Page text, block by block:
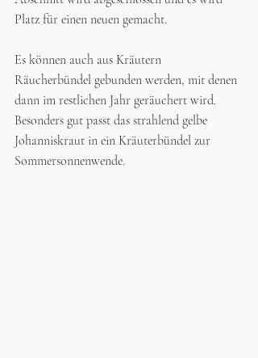
Platz für einen neuen gemacht.
Es können auch aus Kräutern
Räucherbündel gebunden werden, mit denen
dann im restlichen Jahr geräuchert wird.
Besonders gut passt das strahlend gelbe
Johanniskraut in ein Kräuterbündel zur
Sommersonnenwende.